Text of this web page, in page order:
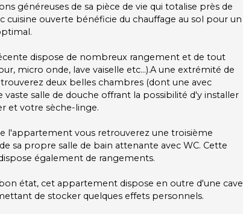
généreuses de sa pièce de vie qui totalise près de
cuisine ouverte bénéficie du chauffage au sol pour un
dispose de nombreux rangement et de tout
micro onde, lave vaiselle etc...).A une extrémité de
deux belles chambres (dont une avec
vaste salle de douche offrant la possibilité d'y installer
et votre sèche-linge.
l'appartement vous retrouverez une troisième
sa propre salle de bain attenante avec WC. Cette
également de rangements.
état, cet appartement dispose en outre d'une cave
de stocker quelques effets personnels.